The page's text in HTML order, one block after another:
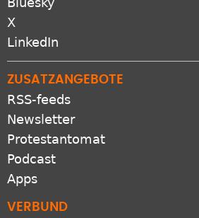
Bluesky
X
ZUSATZANGEBOTE
RSS-feeds
Newsletter
Protestantomat
Podcast